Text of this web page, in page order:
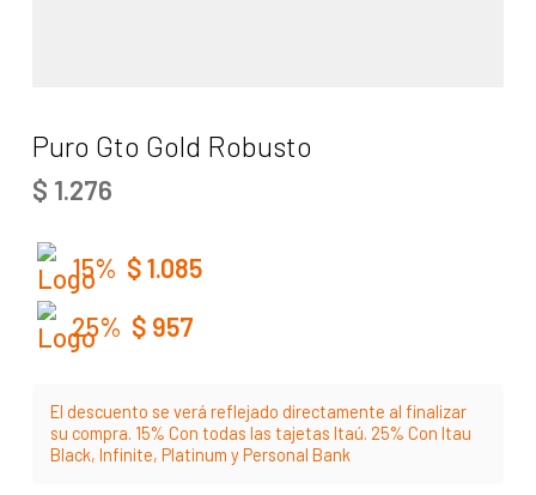
Puro Gto Gold Robusto
$ 1.276
15% $1.085
25% $ 957
El descuento se verá reflejado directamente al finalizar
su compra. 15% Con todas las tajetas Itaú. 25% Con Itau
Black, Infinite, Platinum y Personal Bank